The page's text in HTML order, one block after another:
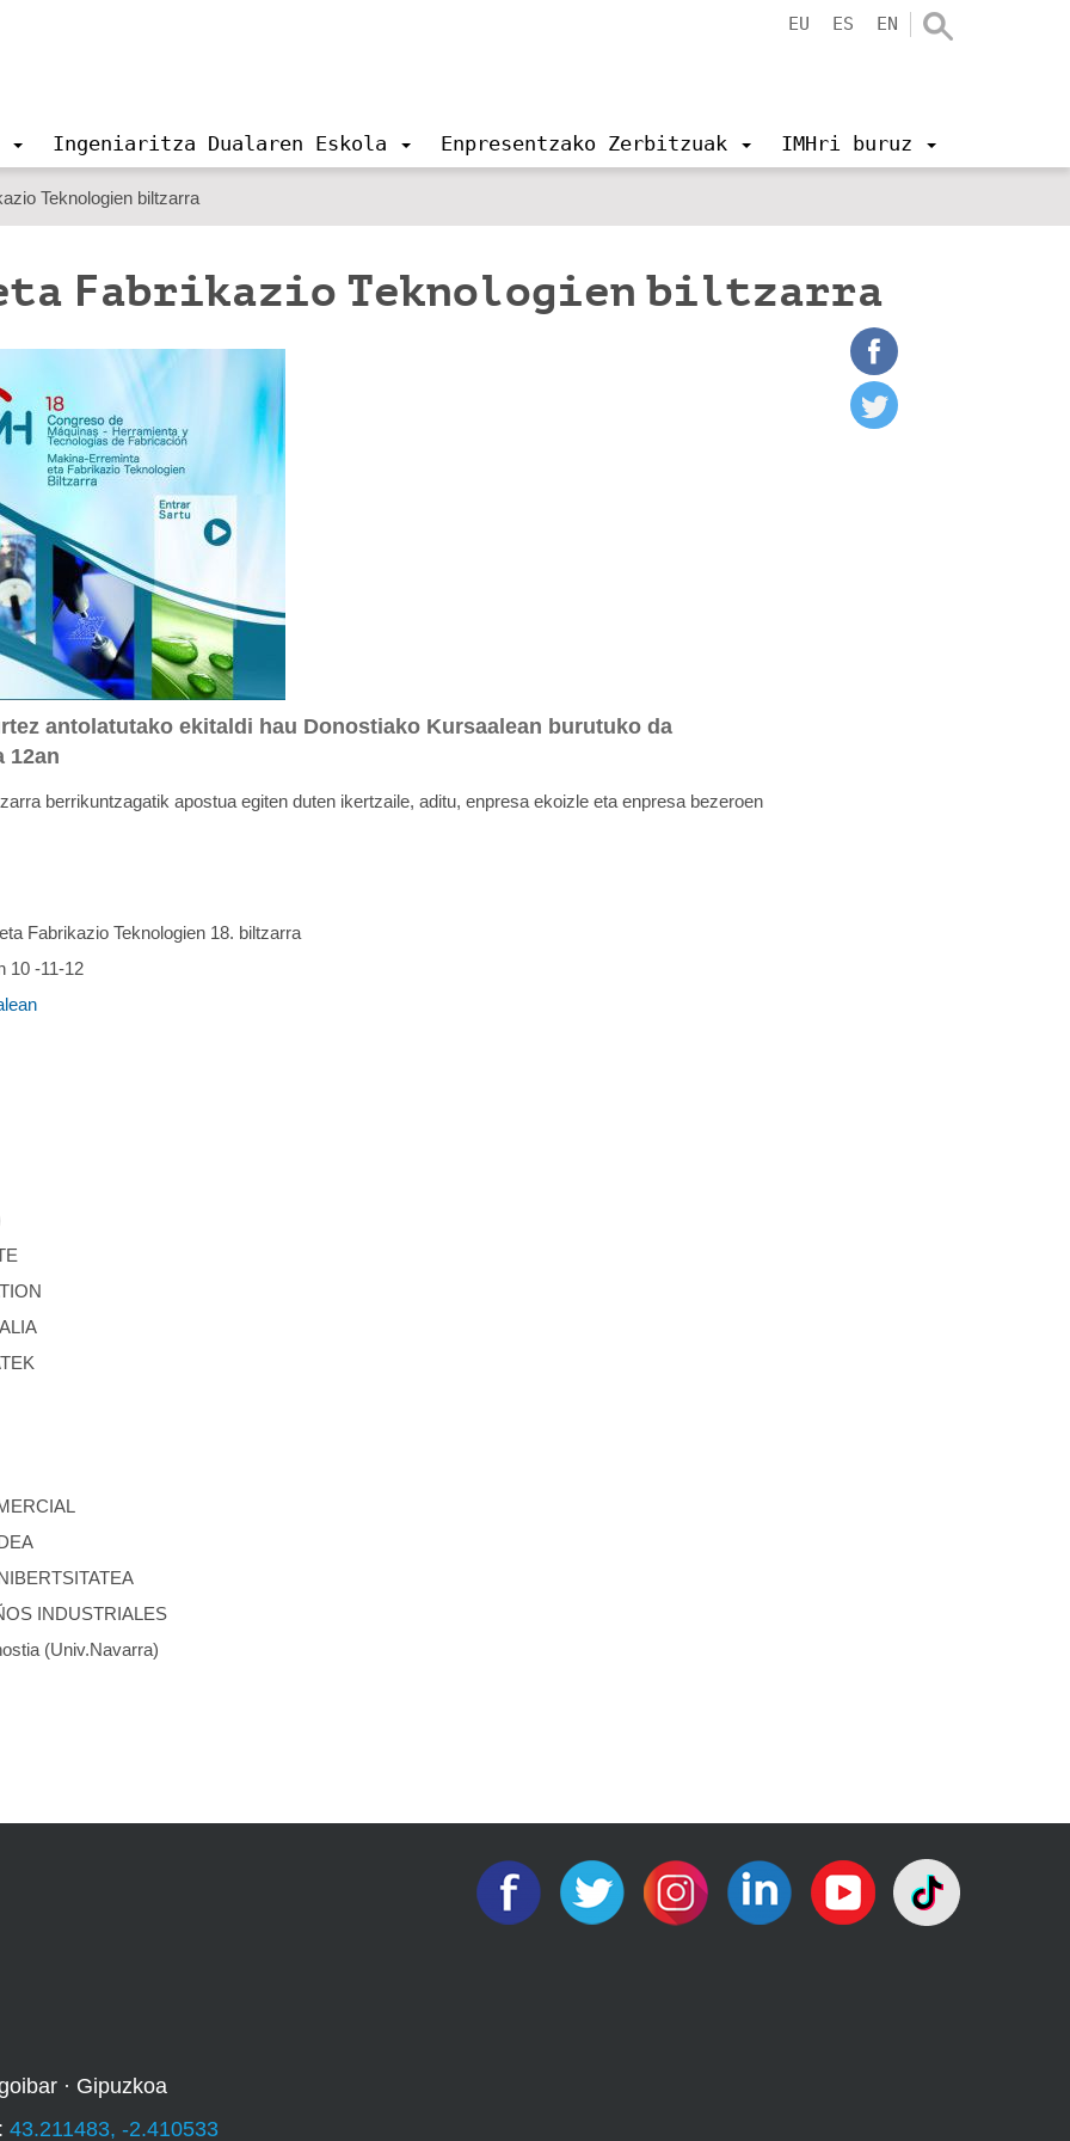
EU ES EN
Ingeniaritza Dualaren Eskola Enpresentzako Zerbitzuak IMHri buruz
Teknologien biltzarra
Fabrikazio Teknologien biltzarra
antolatutako ekitaldi hau Donostiako Kursaalean burutuko da
12an
berrikuntzagatik apostua egiten duten ikertzaile, aditu, enpresa ekoizle eta enpresa bezeroen
Fabrikazio Teknologien 18. biltzarra
10 -11-12
INDUSTRIALES
(Univ.Navarra)
· Gipuzkoa
43.211483, -2.410533